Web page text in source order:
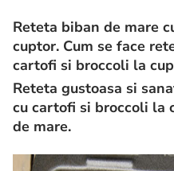
Reteta biban de mare
cuptor. Cum se face
cartofi si broccoli la
Reteta gustoasa si
cu cartofi si broccoli la
de mare.